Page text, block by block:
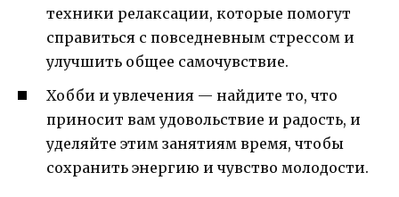
техники релаксации, которые помогут
справиться с повседневным стрессом и
улучшить общее самочувствие.
Хобби и увлечения — найдите то, что
приносит вам удовольствие и радость, и
уделяйте этим занятиям время, чтобы
сохранить энергию и чувство молодости.